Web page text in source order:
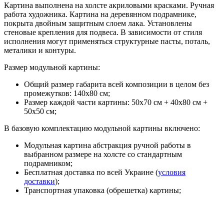
Картина выполнена на холсте акриловыми красками. Ручная
работа художника. Картина на деревянном подрамнике,
покрыта двойным защитным слоем лака. Установлены
стеновые крепления для подвеса. В зависимости от стиля
исполнения могут применяться структурные пасты, поталь,
металики и контуры.
Размер модульной картины:
Общий размер габарита всей композиции в целом без
промежутков: 140х80 см;
Размер каждой части картины: 50х70 см + 40х80 см +
50х50 см;
В базовую комплектацию модульной картины включено:
Модульная картина абстракция ручной работы в
выбранном размере на холсте со стандартным
подрамником;
Бесплатная доставка по всей Украине (условия
доставки);
Транспортная упаковка (обрешетка) картины;